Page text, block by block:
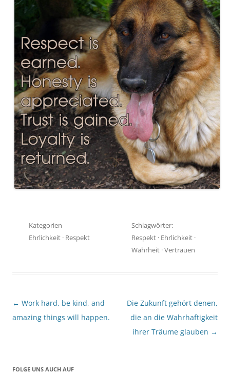
Kategorien
Ehrlichkeit · Respekt
Schlagwörter:
Respekt · Ehrlichkeit ·
Wahrheit ·Vertrauen
Beitragsnavigation
← Work hard, be kind, and
amazing things will happen.
Die Zukunft gehört denen,
die an die Wahrhaftigkeit
ihrer Träume glauben →
FOLGE UNS AUCH AUF